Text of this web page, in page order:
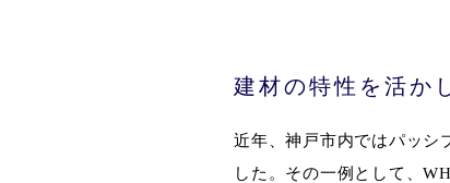
建材の特性を活か
近年、神戸市内ではパッシ
した。その一例として、